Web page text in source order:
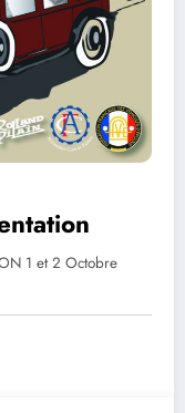
1 et 2 Octobre